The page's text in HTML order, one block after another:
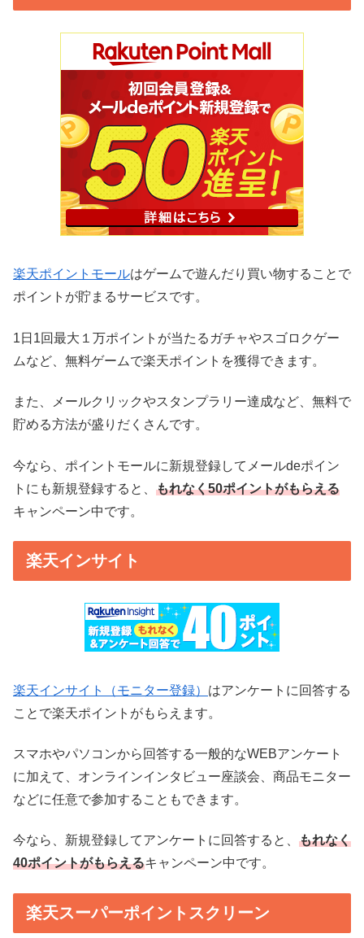
楽天ポイントモールはゲームで遊んだり買い物することで
ポイントが貯まるサービスです。
1日1回最大１万ポイントが当たるガチャやスゴロクゲー
ムなど、無料ゲームで楽天ポイントを獲得できます。
また、メールクリックやスタンプラリー達成など、無料で
貯める方法が盛りだくさんです。
今なら、ポイントモールに新規登録してメールdeポイン
トにも新規登録すると、 もれなく50ポイントがもらえる
キャンペーン中です。
楽天インサイト
楽天インサイト（モニター登録） はアンケートに回答する
ことで楽天ポイントがもらえます。
スマホやパソコンから回答する一般的なWEBアンケート
に加えて、オンラインインタビュー座談会、商品モニター
などに任意で参加することもできます。
今なら、新規登録してアンケートに回答すると、 もれなく
40ポイントがもらえるキャンペーン中です。
楽天スーパーポイントスクリーン